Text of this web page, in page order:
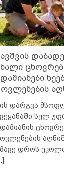
დარგვა
სულ
დროს